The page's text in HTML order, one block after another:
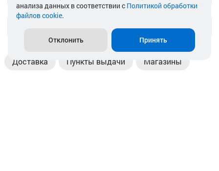
Доставка Пункты выдачи Магазины
анализа данных в соответствии с Политикой обработки
файлов cookie.
Отклонить Принять